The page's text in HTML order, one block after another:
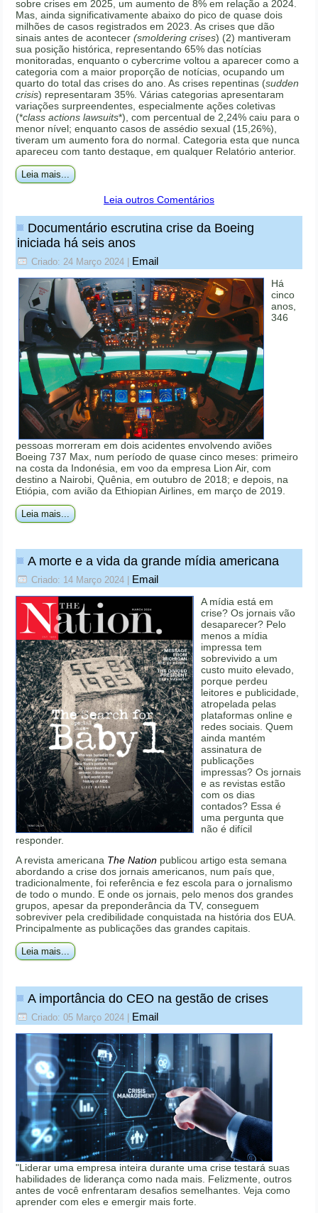
sobre crises em 2025, um aumento de 8% em relação a 2024.
Mas, ainda significativamente abaixo do pico de quase dois
milhões de casos registrados em 2023. As crises que dão
sinais antes de acontecer(smoldering crises) (2) mantiveram
sua posição histórica, representando 65% das notícias
monitoradas, enquanto o cybercrime voltou a aparecer como a
categoria com a maior proporção de notícias, ocupando um
quarto do total das crises do ano. As crises repentinas (sudden
crisis) representaram 35%. Várias categorias apresentaram
variações surpreendentes, especialmente ações coletivas
(*class actions lawsuits*), com percentual de 2,24% caiu para o
menor nível; enquanto casos de assédio sexual (15,26%),
tiveram um aumento fora do normal. Categoria esta que nunca
apareceu com tanto destaque, em qualquer Relatório anterior.
Leia mais...
Leia outros Comentários
Documentário escrutina crise da Boeing
iniciada há seis anos
Criado: 24 Março 2024 Email
Há
cinco
anos,
346
pessoas morreram em dois acidentes envolvendo aviões
Boeing 737 Max, num período de quase cinco meses: primeiro
na costa da Indonésia, em voo da empresa Lion Air, com
destino a Nairobi, Quênia, em outubro de 2018; e depois, na
Etiópia, com avião da Ethiopian Airlines, em março de 2019.
Leia mais...
A morte e a vida da grande mídia americana
Criado: 14 Março 2024 Email
A mídia está em
crise? Os jornais vão
desaparecer? Pelo
menos a mídia
impressa tem
sobrevivido a um
custo muito elevado,
porque perdeu
leitores e publicidade,
atropelada pelas
plataformas online e
redes sociais. Quem
ainda mantém
assinatura de
publicações
impressas? Os jornais
e as revistas estão
com os dias
contados? Essa é
uma pergunta que
não é difícil
responder.
A revista americana The Nation publicou artigo esta semana
abordando a crise dos jornais americanos, num país que,
tradicionalmente, foi referência e fez escola para o jornalismo
de todo o mundo. E onde os jornais, pelo menos dos grandes
grupos, apesar da preponderância da TV, conseguem
sobreviver pela credibilidade conquistada na história dos EUA.
Principalmente as publicações das grandes capitais.
Leia mais...
A importância do CEO na gestão de crises
Criado: 05 Março 2024 Email
"Liderar uma empresa inteira durante uma crise testará suas
habilidades de liderança como nada mais. Felizmente, outros
antes de você enfrentaram desafios semelhantes. Veja como
aprender com eles e emergir mais forte.